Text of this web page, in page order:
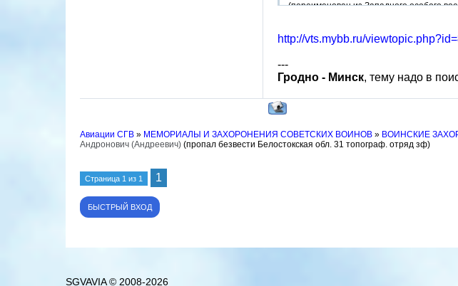
(переименован из Западного особого
12 июля отряд прибыл в г.Коломну на
http://vts.mybb.ru/
---
Гродно - Минск, тему надо в
Авиации СГВ » МЕМОРИАЛЫ И ЗАХОРОНЕНИЯ СОВЕТСКИХ ВОИНОВ » ВОИНСКИЕ
Андронович (Андреевич) (пропал безвести Белостокская обл. 31 топограф. отряд зф)
Страница 1 из 1 1
SGVAVIA © 2008-2026